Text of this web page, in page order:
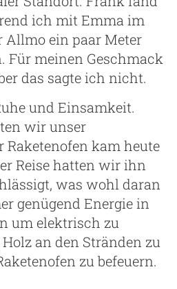
ich mit Emma im
Allmo ein paar Meter
Für meinen Geschmack
das sagte ich nicht.
und Einsamkeit.
wir unser
Raketenofen kam heute
Reise hatten wir ihn
was wohl daran
genügend Energie in
um elektrisch zu
an den Stränden zu
zu befeuern.